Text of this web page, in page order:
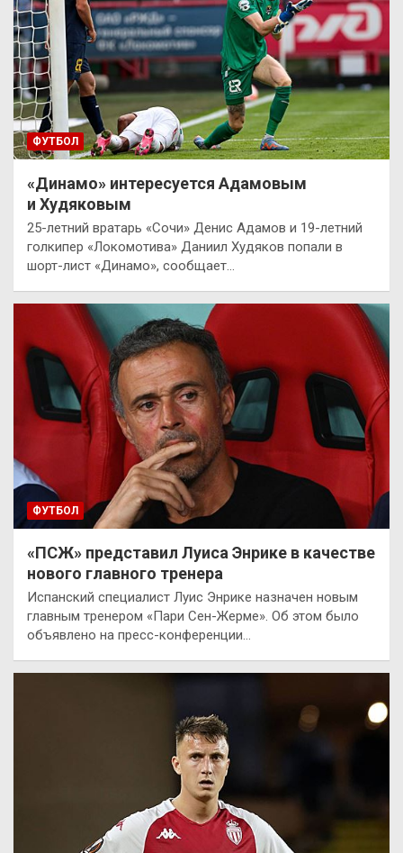
ФУТБОЛ
«Динамо» интересуется Адамовым
и Худяковым
25-летний вратарь «Сочи» Денис Адамов и 19-летний
голкипер «Локомотива» Даниил Худяков попали в
шорт-лист «Динамо», сообщает…
ФУТБОЛ
«ПСЖ» представил Луиса Энрике в качестве
нового главного тренера
Испанский специалист Луис Энрике назначен новым
главным тренером «Пари Сен-Жерме». Об этом было
объявлено на пресс-конференции…